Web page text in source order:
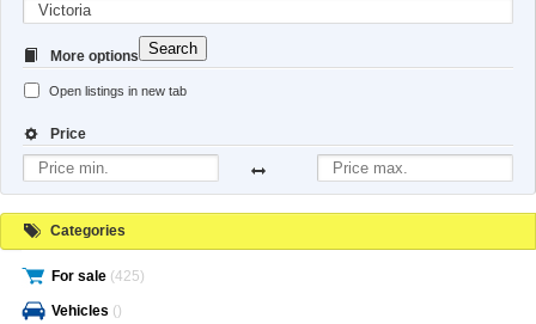
More options
Open listings in new tab
Price
Search
Categories
For sale (425)
Vehicles ()